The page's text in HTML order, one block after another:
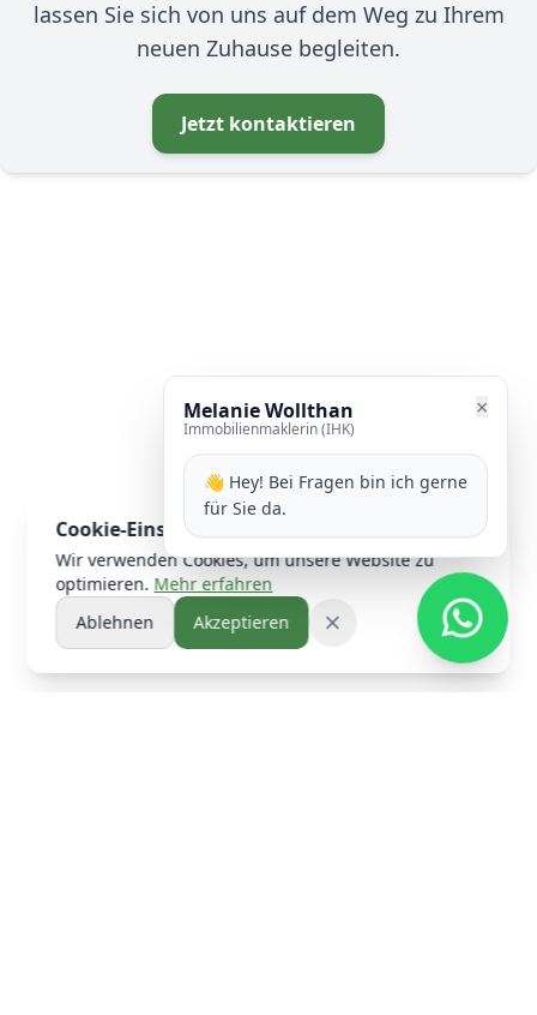
lassen Sie sich von uns auf dem Weg zu Ihrem
neuen Zuhause begleiten.
Jetzt kontaktieren
Melanie Wollthan
Immobilienmaklerin (IHK)
×
👋 Hey! Bei Fragen bin ich gerne
für Sie da.
WhatsApp-Chat mit Melanie Wollthan
Cookie-Einstellungen
Wir verwenden Cookies, um unsere Website zu
optimieren. Mehr erfahren
Ablehnen
Akzeptieren